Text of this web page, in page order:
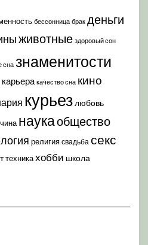
бессонница брак деньги
животные здоровый сон
сна знаменитости
карьера качество сна кино
курьез любовь
наукаобщество
религия свадьба секс
техникахобби школа